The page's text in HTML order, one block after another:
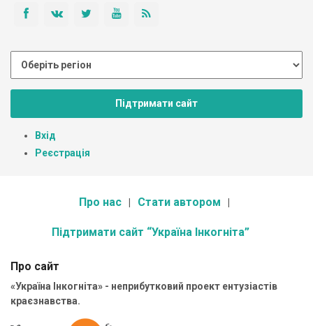
Підтримати сайт
Вхід
Реєстрація
Про нас Стати автором
Підтримати сайт “Україна Інкогніта”
Про сайт
«Україна Інкогніта» - неприбутковий проект ентузіастів
краєзнавства.